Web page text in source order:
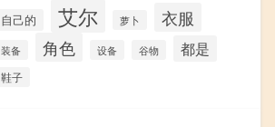
自己的 艾尔 萝卜 衣服
装备 角色 设备 谷物 都是
鞋子